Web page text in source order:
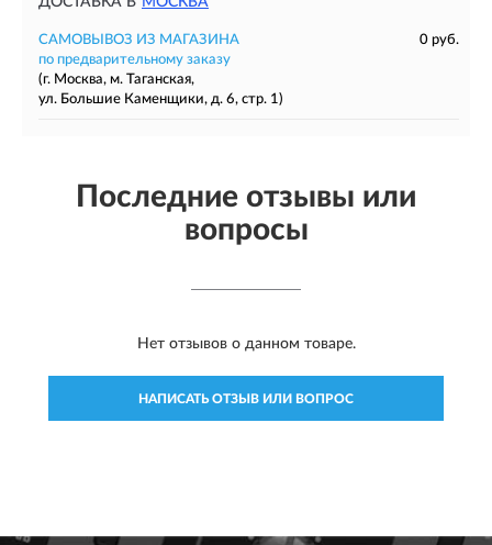
САМОВЫВОЗ ИЗ МАГАЗИНА
0 руб.
по предварительному заказу
(г. Москва, м. Таганская,
ул. Большие Каменщики, д. 6, стр. 1)
Последние отзывы или
вопросы
Нет отзывов о данном товаре.
НАПИСАТЬ ОТЗЫВ ИЛИ ВОПРОС